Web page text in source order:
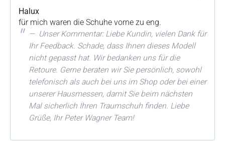
Halux
für mich waren die Schuhe vorne zu eng.
Unser Kommentar: Liebe Kundin, vielen Dank für
Ihr Feedback. Schade, dass Ihnen dieses Modell
nicht gepasst hat. Wir bedanken uns für die
Retoure. Gerne beraten wir Sie persönlich, sowohl
telefonisch als auch bei uns im Shop oder bei einer
unserer Hausmessen, damit Sie beim nächsten
Mal sicherlich Ihren Traumschuh finden. Liebe
Grüße, Ihr Peter Wagner Team!